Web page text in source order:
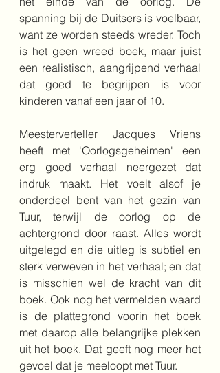
spanning bij de Duitsers is voelbaar,
want ze worden steeds wreder. Toch
is het geen wreed boek, maar juist
een realistisch, aangrijpend verhaal
dat goed te begrijpen is voor
kinderen vanaf een jaar of 10.
Meesterverteller Jacques Vriens
heeft met 'Oorlogsgeheimen' een
erg goed verhaal neergezet dat
indruk maakt. Het voelt alsof je
onderdeel bent van het gezin van
Tuur, terwijl de oorlog op de
achtergrond door raast. Alles wordt
uitgelegd en die uitleg is subtiel en
sterk verweven in het verhaal; en dat
is misschien wel de kracht van dit
boek. Ook nog het vermelden waard
is de plattegrond voorin het boek
met daarop alle belangrijke plekken
uit het boek. Dat geeft nog meer het
gevoel dat je meeloopt met Tuur.